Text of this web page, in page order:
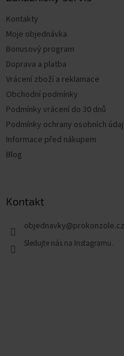
Kontakty
Moje objednávka
Bonusový program
Doprava a platba
Vrácení zboží a reklamace
Obchodní podmínky
Podmínky vrácení do 30 dnů
Podmínky ochrany osobních
Informace před nákupem
Blog
Kontakt
objednavky@prokonzole.cz